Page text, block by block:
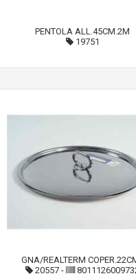
PENTOLA ALL.45CM.2M
19751
GNA/REALTERM
20557 -